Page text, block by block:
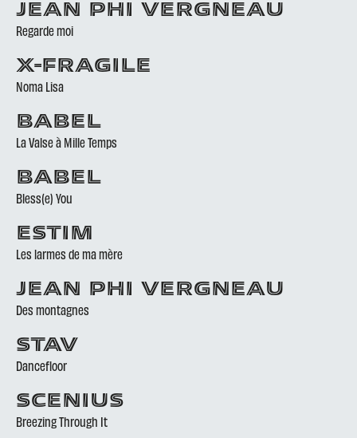
JEAN PHI VERGNEAU
Regarde moi
X-FRAGILE
Noma Lisa
BABEL
La Valse à Mille Temps
BABEL
Bless(e) You
ESTIM
Les larmes de ma mère
JEAN PHI VERGNEAU
Des montagnes
STAV
Dancefloor
SCENIUS
Breezing Through It